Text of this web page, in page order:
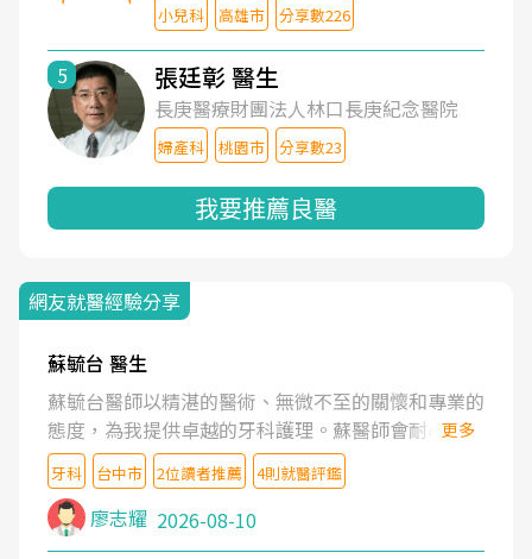
小兒科 高雄市 分享數226
5 張廷彰 醫生
長庚醫療財團法人林口長庚紀念醫院
婦產科 桃園市 分享數23
我要推薦良醫
網友就醫經驗分享
蘇毓台 醫生
蘇毓台醫師以精湛的醫術、無微不至的關懷和專業的
態度，為我提供卓越的牙科護理。蘇醫師會耐心了解
我的需求，清楚地解釋治療方案，並營造舒適溫馨的
就診體驗。蘇醫師更鼓勵我維護口腔健康。坦誠的說
蘇醫師是業內最頂尖的牙醫。蘇醫師的醫護團隊也是
一流的水準。
更多
牙科 台中市 2位讀者推薦 4則就醫評鑑
廖志耀 2026-08-10